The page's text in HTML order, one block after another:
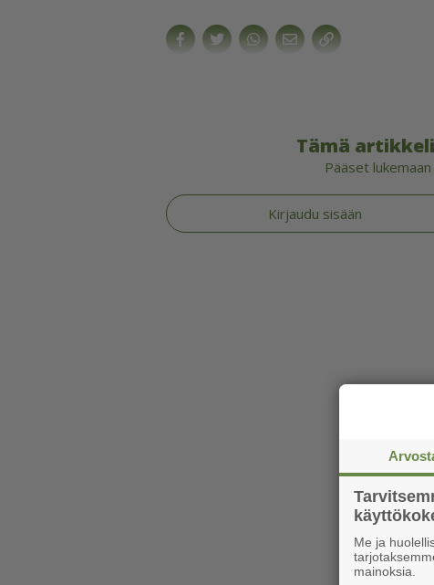
Tämä
Pääset
Kirjaudu sisään
Me ja
mainoksia.